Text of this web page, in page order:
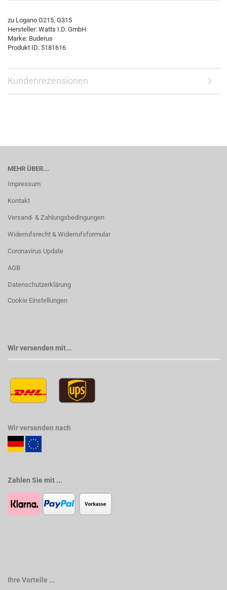
zu Logano G215, G315
Hersteller: Watts I.D. GmbH
Marke: Buderus
Produkt ID: 5181616
Kundenrezensionen
MEHR ÜBER...
Impressum
Kontakt
Versand- & Zahlungsbedingungen
Widerrufsrecht & Widerrufsformular
Coronavirus Update
AGB
Datenschutzerklärung
Cookie Einstellungen
Wir versenden mit...
Wir versenden nach
Zahlen Sie mit ...
Ihre Vorteile ...